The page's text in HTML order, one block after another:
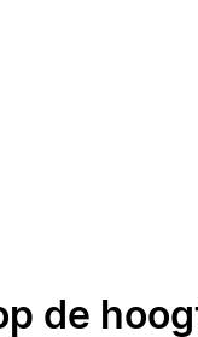
de